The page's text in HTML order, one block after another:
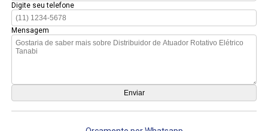
Digite seu telefone
Mensagem